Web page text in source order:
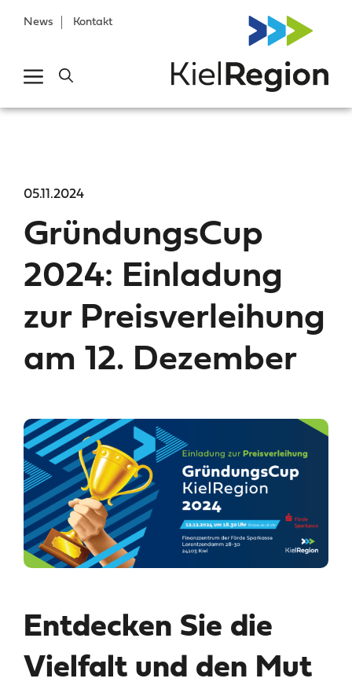
News Kontakt
GründungsCup
2024: Einladung
zur Preisverleihung
am 12. Dezember
05.11.2024
Entdecken Sie die
Vielfalt und den Mut